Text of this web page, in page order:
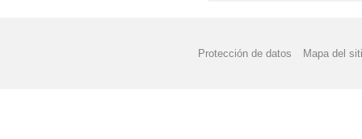
Protección de datos Mapa del